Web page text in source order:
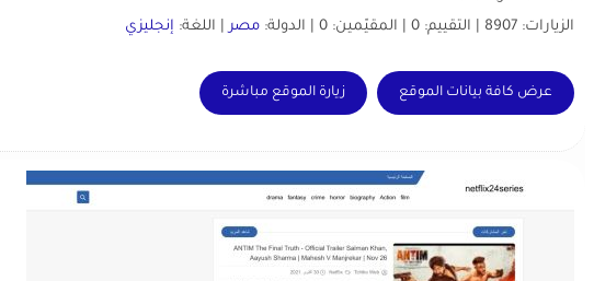
الزيارات: 8907 | التقييم: 0 | المقيّمين: 0 | الدولة:
مصر | اللغة: إنجليزي
عرض كافة بيانات الموقع زيارة الموقع مباشرة